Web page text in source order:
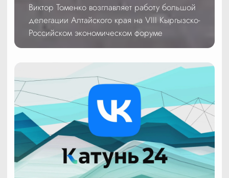
Виктор Томенко возглавляет работу большой
делегации Алтайского края на VIII Кыргызско-
Российском экономическом форуме